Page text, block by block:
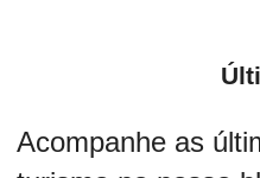
Acompanhe as